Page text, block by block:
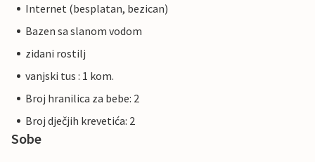
Internet (besplatan, bezican)
Bazen sa slanom vodom
zidani rostilj
vanjski tus : 1 kom.
Broj hranilica za bebe: 2
Broj dječjih krevetića: 2
Sobe